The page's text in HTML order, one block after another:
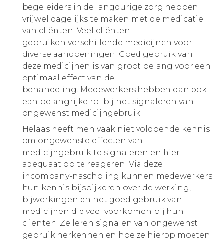
begeleiders in de langdurige zorg hebben
vrijwel dagelijks te maken met de medicatie
van cliënten. Veel cliënten
gebruiken verschillende medicijnen voor
diverse aandoeningen. Goed gebruik van
deze medicijnen is van groot belang voor een
optimaal effect van de
behandeling. Medewerkers hebben dan ook
een belangrijke rol bij het signaleren van
ongewenst medicijngebruik.
Helaas heeft men vaak niet voldoende kennis
om ongewenste effecten van
medicijngebruik te signaleren en hier
adequaat op te reageren. Via deze
incompany-nascholing kunnen medewerkers
hun kennis bijspijkeren over de werking,
bijwerkingen en het goed gebruik van
medicijnen die veel voorkomen bij hun
cliënten. Ze leren signalen van ongewenst
gebruik herkennen en hoe ze hierop moeten